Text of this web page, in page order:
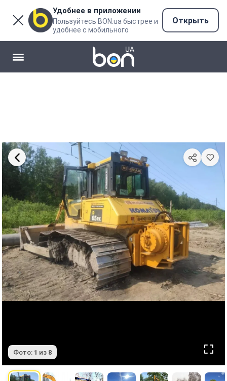
Удобнее в приложении
Пользуйтесь BON.ua быстрее и
удобнее с мобильного
Открыть
Фото: 1 из 8